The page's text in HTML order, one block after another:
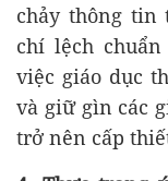
chảy thông tin
chí lệch
việc giáo dục
và giữ gìn các
trở nên cấp